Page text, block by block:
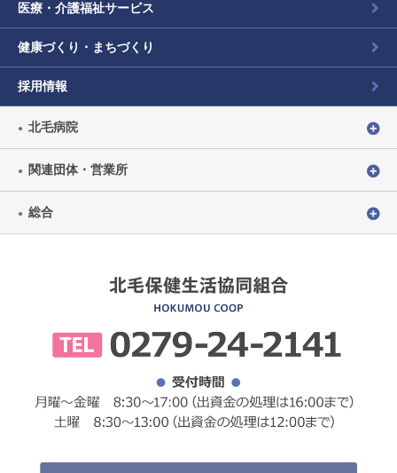
医療・介護福祉サービス
健康づくり・まちづくり
採用情報
北毛病院
関連団体・営業所
総合